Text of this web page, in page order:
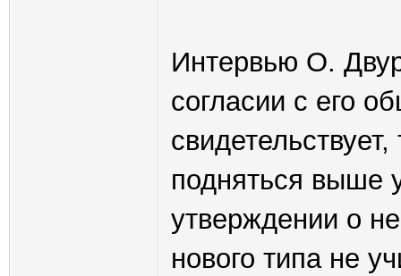
Интервью О.
согласии с его
подняться выше
утверждении о
нового типа не